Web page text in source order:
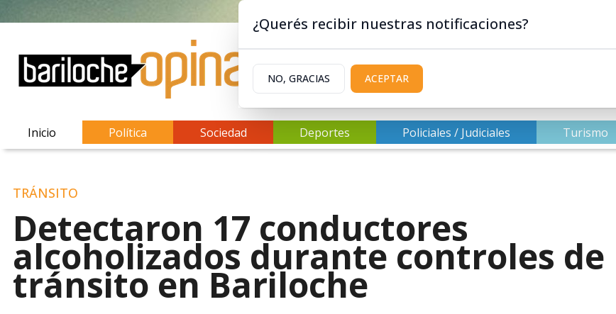
Inicio Política Sociedad Deportes Policiales / Judiciales Turismo
TRÁNSITO
Detectaron 17 conductores
alcoholizados durante controles de
tránsito en Bariloche
¿Querés recibir nuestras notificaciones?
NO, GRACIAS ACEPTAR